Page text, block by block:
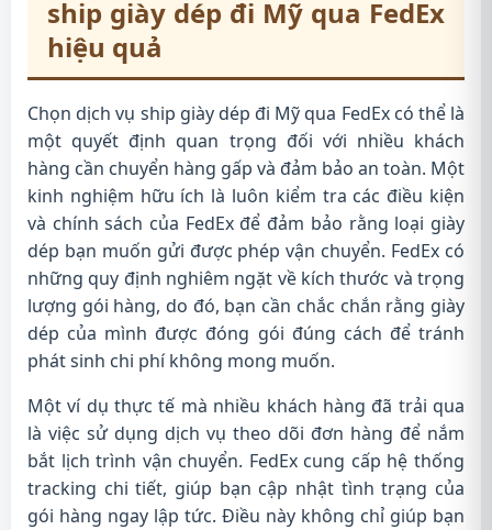
ship giày dép đi Mỹ qua FedEx
hiệu quả
Chọn dịch vụ ship giày dép đi Mỹ qua FedEx có thể là
một quyết định quan trọng đối với nhiều khách
hàng cần chuyển hàng gấp và đảm bảo an toàn. Một
kinh nghiệm hữu ích là luôn kiểm tra các điều kiện
và chính sách của FedEx để đảm bảo rằng loại giày
dép bạn muốn gửi được phép vận chuyển. FedEx có
những quy định nghiêm ngặt về kích thước và trọng
lượng gói hàng, do đó, bạn cần chắc chắn rằng giày
dép của mình được đóng gói đúng cách để tránh
phát sinh chi phí không mong muốn.
Một ví dụ thực tế mà nhiều khách hàng đã trải qua
là việc sử dụng dịch vụ theo dõi đơn hàng để nắm
bắt lịch trình vận chuyển. FedEx cung cấp hệ thống
tracking chi tiết, giúp bạn cập nhật tình trạng của
gói hàng ngay lập tức. Điều này không chỉ giúp bạn